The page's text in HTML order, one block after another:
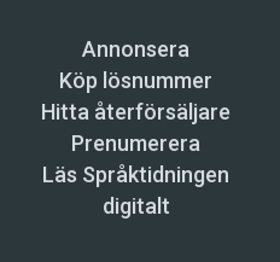
Annonsera
Köp lösnummer
Hitta återförsäljare
Prenumerera
Läs Språktidningen
digitalt